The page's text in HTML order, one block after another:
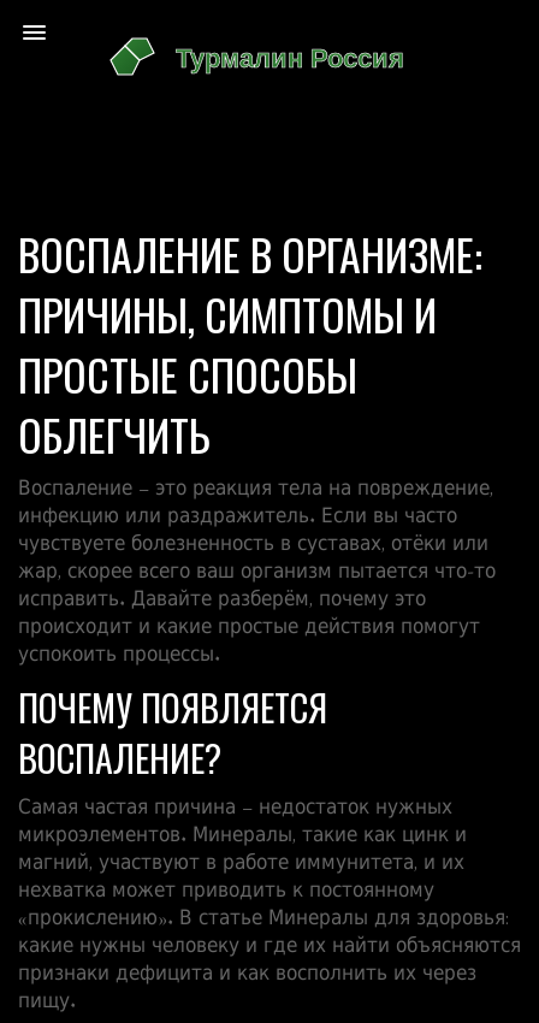
ВОСПАЛЕНИЕ В ОРГАНИЗМЕ:
ПРИЧИНЫ, СИМПТОМЫ И
ПРОСТЫЕ СПОСОБЫ
ОБЛЕГЧИТЬ
Воспаление – это реакция тела на повреждение,
инфекцию или раздражитель. Если вы часто
чувствуете болезненность в суставах, отёки или
жар, скорее всего ваш организм пытается что‑то
исправить. Давайте разберём, почему это
происходит и какие простые действия помогут
успокоить процессы.
ПОЧЕМУ ПОЯВЛЯЕТСЯ
ВОСПАЛЕНИЕ?
Самая частая причина – недостаток нужных
микроэлементов. Минералы, такие как цинк и
магний, участвуют в работе иммунитета, и их
нехватка может приводить к постоянному
«прокислению». В статье Минералы для здоровья:
какие нужны человеку и где их найти объясняются
признаки дефицита и как восполнить их через
пищу.